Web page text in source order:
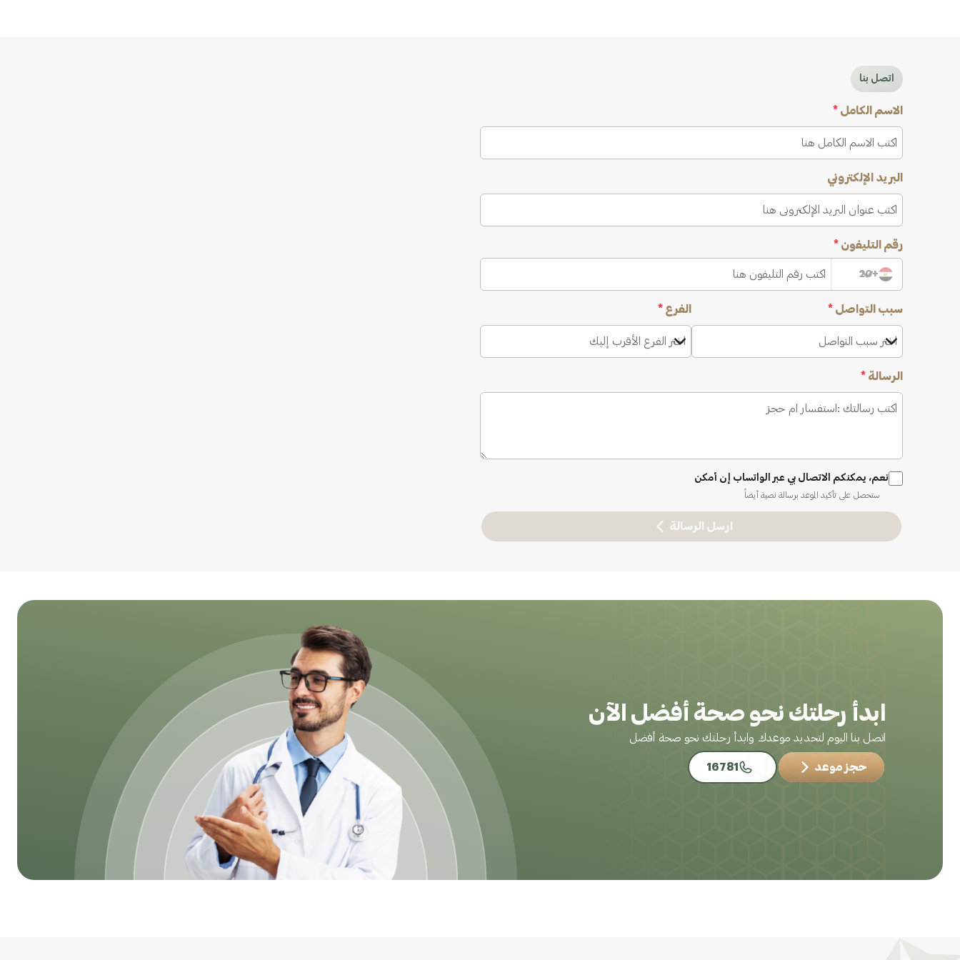
اتصل بنا
الاسم الكامل *
البريد الإلكتروني
رقم التليفون *
+20
سبب التواصل *
اختر سبب التواصل
الفرع *
اختر الفرع الأقرب إليك
الرسالة *
نعم، يمكنكم الاتصال بي عبر الواتساب إن أمكن
ستحصل على تأكيد الموعد برسالة نصية أيضاً
ارسل الرسالة
ابدأ رحلتك نحو صحة أفضل الآن
اتصل بنا اليوم لتحديد موعدك وابدأ رحلتك نحو صحة أفضل
حجز موعد 16781